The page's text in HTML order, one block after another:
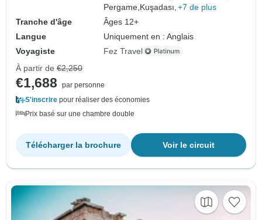
Pergame, Kuşadası, +7 de plus
Tranche d'âge
Âges 12+
Langue
Uniquement en : Anglais
Voyagiste
Fez Travel
À partir de €2,250
€1,688
par personne
S'inscrire pour réaliser des économies
Prix basé sur une chambre double
Voir le circuit
Télécharger la brochure